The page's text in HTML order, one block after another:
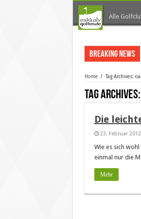
Alle
Breaking News
Home / Tag Archives:
Tag Archives:
Die
23. Februar 2012
Wie es sich
einmal nur die
Mehr